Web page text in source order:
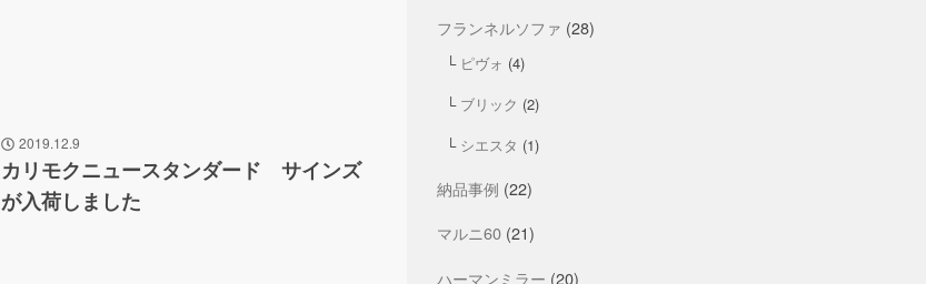
2019.12.9
カリモクニュースタンダード サインズ
が入荷しました
フランネルソファ (28)
ピヴォ (4)
ブリック (2)
シエスタ (1)
納品事例 (22)
マルニ60 (21)
ハーマンミラー (20)